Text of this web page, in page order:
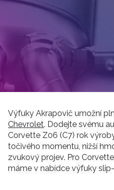
Výfuky Akrapovič umožní
Chevrolet. Dodejte svému
Corvette Z06 (C7) rok
točivého momentu, nižší
zvukový projev. Pro
máme v nabídce výfuky